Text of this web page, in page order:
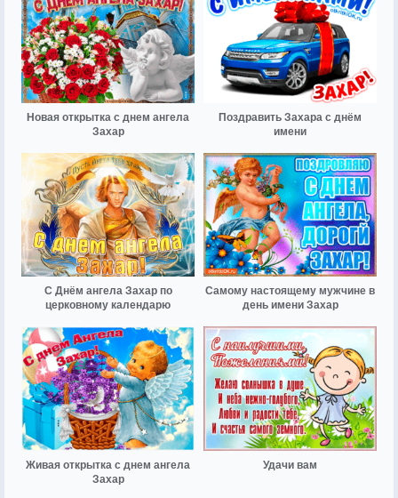
Новая открытка с днем ангела
Захар
Поздравить Захара с днём
имени
С Днём ангела Захар по
церковному календарю
Самому настоящему мужчине в
день имени Захар
Живая открытка с днем ангела
Захар
Удачи вам